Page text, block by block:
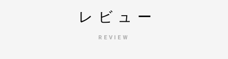
レビュー
REVIEW